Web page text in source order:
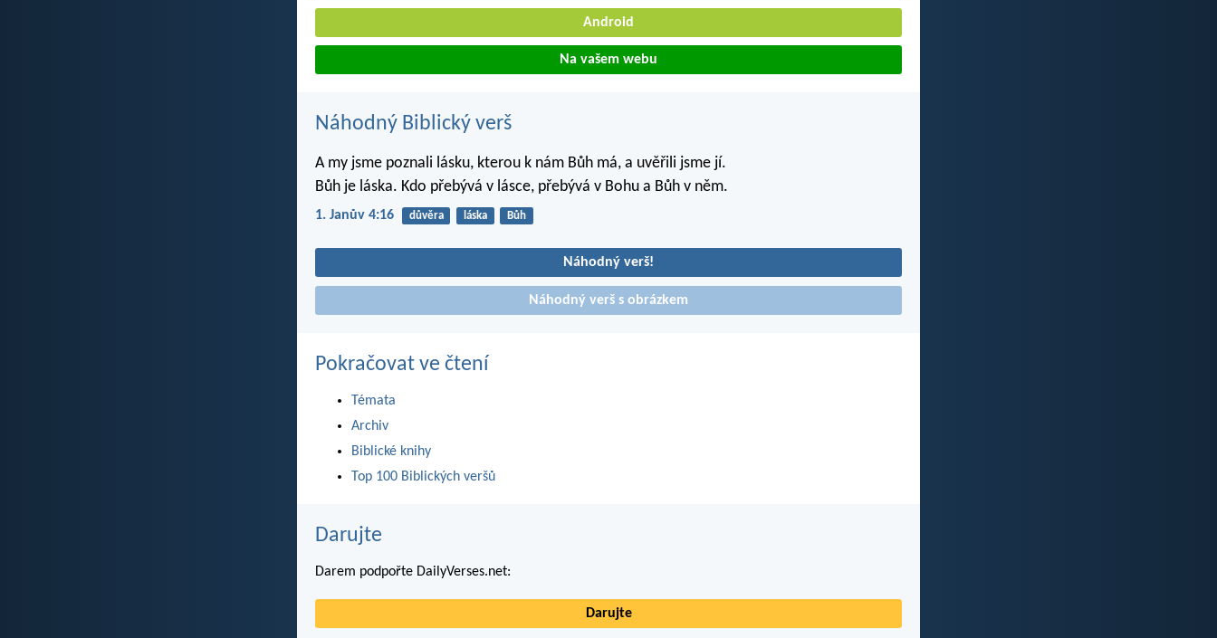
Android
Na vašem webu
Náhodný Biblický verš
A my jsme poznali lásku, kterou k nám Bůh má, a uvěřili jsme jí.
Bůh je láska. Kdo přebývá v lásce, přebývá v Bohu a Bůh v něm.
1. Janův 4:16 důvěra láska Bůh
Náhodný verš!
Náhodný verš s obrázkem
Pokračovat ve čtení
Témata
Archiv
Biblické knihy
Top 100 Biblických veršů
Darujte
Darem podpořte DailyVerses.net:
Darujte